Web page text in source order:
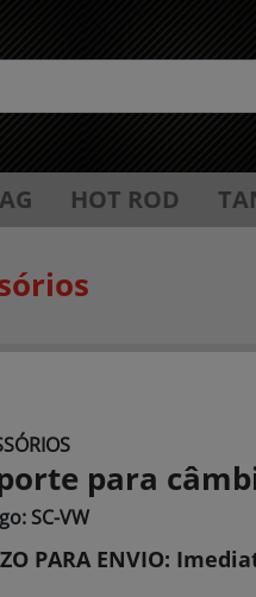
HOT ROD
para
SC-VW
PARA ENVIO: